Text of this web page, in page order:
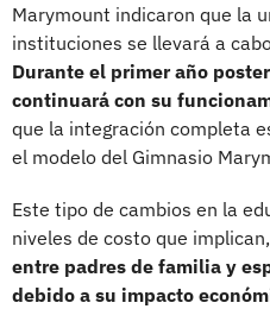
Marymount indicaron que la
instituciones se llevará a
Durante el primer año
continuará con su
que la integración completa
el modelo del Gimnasio
Este tipo de cambios en la
niveles de costo que
entre padres de familia y
debido a su impacto